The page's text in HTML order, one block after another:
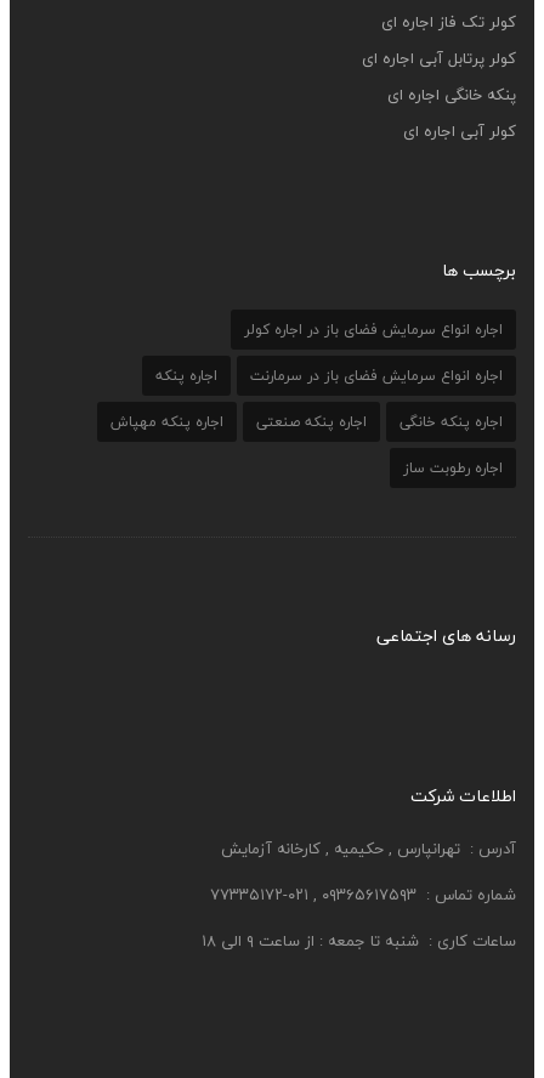
کولر تک فاز اجاره ای
کولر پرتابل آبی اجاره ای
پنکه خانگی اجاره ای
کولر آبی اجاره ای
برچسب ها
اجاره انواع سرمایش فضای باز در اجاره کولر
اجاره انواع سرمایش فضای باز در سرمارنت
اجاره پنکه
اجاره پنکه خانگی
اجاره پنکه صنعتی
اجاره پنکه مهپاش
اجاره رطوبت ساز
رسانه های اجتماعی
اطلاعات شرکت
آدرس : تهرانپارس , حکیمیه , کارخانه آزمایش
شماره تماس : ۰۹۳۶۵۶۱۷۵۹۳ , ۰۲۱-۷۷۳۳۵۱۷۲
ساعات کاری : شنبه تا جمعه : از ساعت ۹ الی ۱۸